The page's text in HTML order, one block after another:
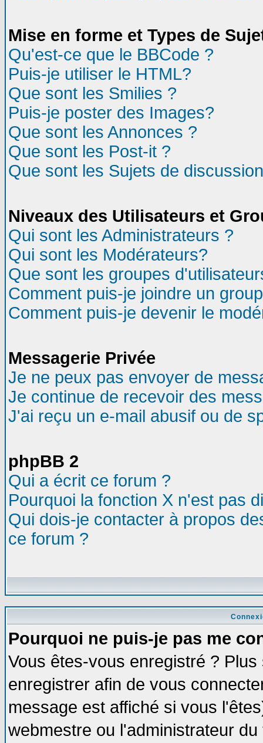
Mise en forme et Types de
Qu'est-ce que le BBCode ?
Puis-je utiliser le HTML?
Que sont les Smilies ?
Puis-je poster des Images?
Que sont les Annonces ?
Que sont les Post-it ?
Que sont les Sujets de
Niveaux des Utilisateurs et
Qui sont les Administrateurs ?
Qui sont les Modérateurs?
Que sont les groupes
Comment puis-je joindre un
Comment puis-je devenir le
Messagerie Privée
Je ne peux pas envoyer de
Je continue de recevoir des
J'ai reçu un e-mail abusif ou de
phpBB 2
Qui a écrit ce forum ?
Pourquoi la fonction X n'est pas
Qui dois-je contacter à propos
ce forum ?
Pourquoi ne puis-je pas me
Vous êtes-vous enregistré ?
enregistrer afin de vous
message est affiché si vous
webmestre ou l'administrateur